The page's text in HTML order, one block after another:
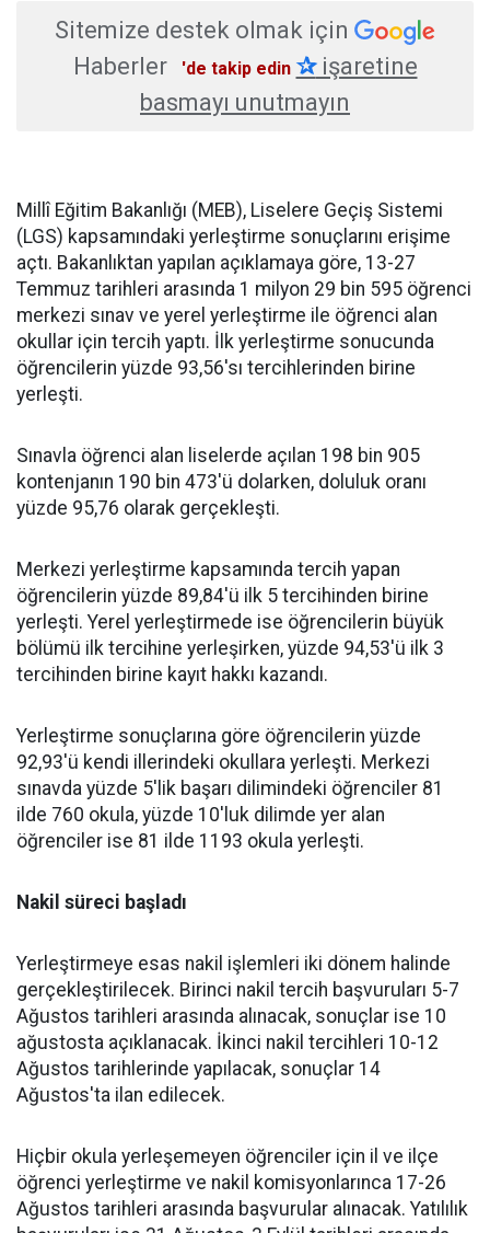
Sitemize destek olmak için
Haberler
'de takip edin ✰işaretine
basmayı unutmayın
Millî Eğitim Bakanlığı (MEB), Liselere Geçiş Sistemi
(LGS) kapsamındaki yerleştirme sonuçlarını erişime
açtı. Bakanlıktan yapılan açıklamaya göre, 13-27
Temmuz tarihleri arasında 1 milyon 29 bin 595 öğrenci
merkezi sınav ve yerel yerleştirme ile öğrenci alan
okullar için tercih yaptı. İlk yerleştirme sonucunda
öğrencilerin yüzde 93,56'sı tercihlerinden birine
yerleşti.
Sınavla öğrenci alan liselerde açılan 198 bin 905
kontenjanın 190 bin 473'ü dolarken, doluluk oranı
yüzde 95,76 olarak gerçekleşti.
Merkezi yerleştirme kapsamında tercih yapan
öğrencilerin yüzde 89,84'ü ilk 5 tercihinden birine
yerleşti. Yerel yerleştirmede ise öğrencilerin büyük
bölümü ilk tercihine yerleşirken, yüzde 94,53'ü ilk 3
tercihinden birine kayıt hakkı kazandı.
Yerleştirme sonuçlarına göre öğrencilerin yüzde
92,93'ü kendi illerindeki okullara yerleşti. Merkezi
sınavda yüzde 5'lik başarı dilimindeki öğrenciler 81
ilde 760 okula, yüzde 10'luk dilimde yer alan
öğrenciler ise 81 ilde 1193 okula yerleşti.
Nakil süreci başladı
Yerleştirmeye esas nakil işlemleri iki dönem halinde
gerçekleştirilecek. Birinci nakil tercih başvuruları 5-7
Ağustos tarihleri arasında alınacak, sonuçlar ise 10
ağustosta açıklanacak. İkinci nakil tercihleri 10-12
Ağustos tarihlerinde yapılacak, sonuçlar 14
Ağustos'ta ilan edilecek.
Hiçbir okula yerleşemeyen öğrenciler için il ve ilçe
öğrenci yerleştirme ve nakil komisyonlarınca 17-26
Ağustos tarihleri arasında başvurular alınacak. Yatılılık